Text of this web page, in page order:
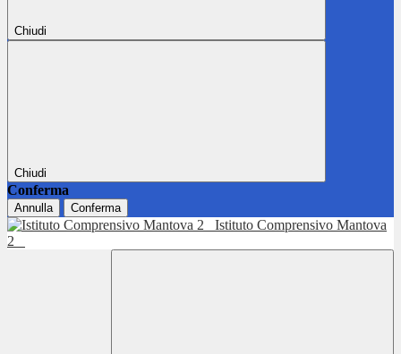
Chiudi
Chiudi
Conferma
Annulla Conferma
Istituto Comprensivo Mantova
2